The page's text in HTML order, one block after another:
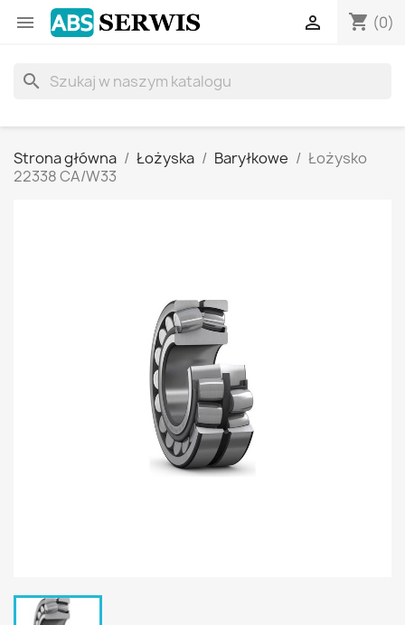
 shopping_cart (0)

search
Strona główna Łożyska Baryłkowe
Łożysko
22338 CA/W33